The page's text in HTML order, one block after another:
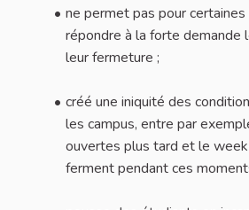
ne permet pas pour
répondre à la forte demande
leur fermeture ;
créé une iniquité des
les campus, entre par
ouvertes plus tard et le
ferment pendant ces